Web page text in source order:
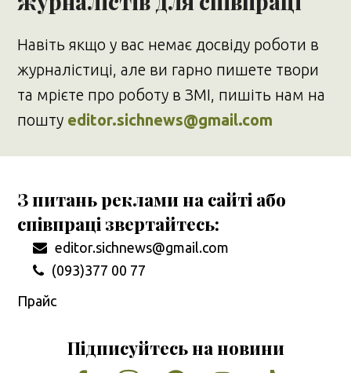
Навіть якщо у вас немає досвіду роботи в
журналістиці, але ви гарно пишете твори
та мрієте про роботу в ЗМІ, пишіть нам на
пошту editor.sichnews@gmail.com
З питань реклами на сайті або
співпраці звертайтесь:
editor.sichnews@gmail.com
(093)377 00 77
Прайс
Підписуйтесь на новини